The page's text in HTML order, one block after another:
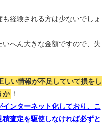
経験される方は少ないでしょ
へん大きな金額ですので、失
しい情報が不足していて損をし
か ！
ンターネット化しており、こ
査定を駆使しなければ必ずと